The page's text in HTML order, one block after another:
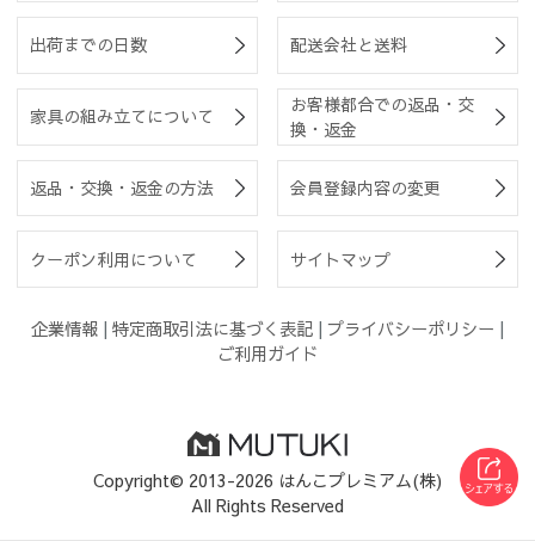
出荷までの日数 配送会社と送料
家具の組み立てについて
お客様都合での返品・交
換・返金
返品・交換・返金の方法 会員登録内容の変更
クーポン利用について サイトマップ
企業情報 | 特定商取引法に基づく表記 | プライバシーポリシー |
ご利用ガイド
Copyright© 2013-2026 はんこプレミアム(株)
All Rights Reserved